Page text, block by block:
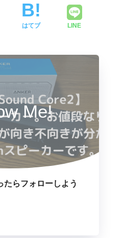
はてブ LINE
Me!
たらフォローしよう